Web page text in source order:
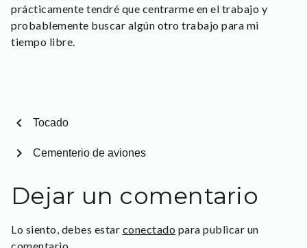
prácticamente tendré que centrarme en el trabajo y
probablemente buscar algún otro trabajo para mi
tiempo libre.
chevron_left Tocado
Cementerio de aviones
chevron_right
Dejar un comentario
Lo siento, debes estar conectado para publicar un